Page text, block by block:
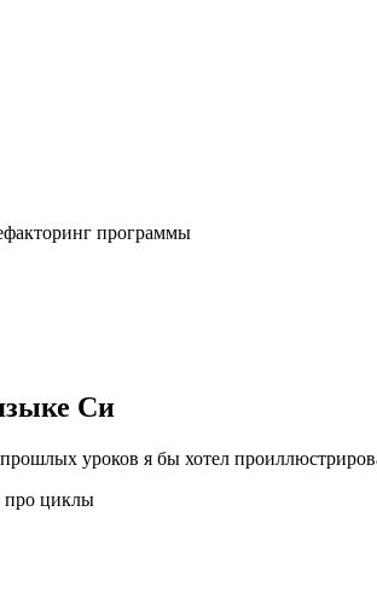
программы
Си
уроков я бы хотел
про циклы